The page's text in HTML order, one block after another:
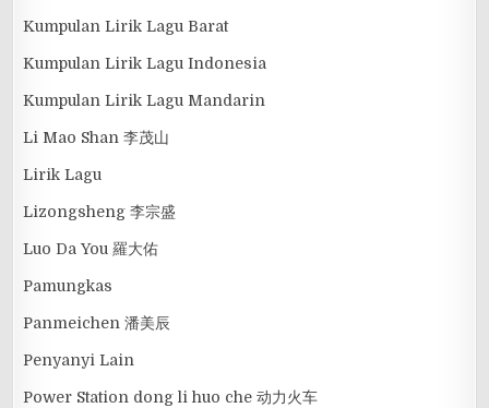
Kumpulan Lirik Lagu Barat
Kumpulan Lirik Lagu Indonesia
Kumpulan Lirik Lagu Mandarin
Li Mao Shan 李茂山
Lirik Lagu
Lizongsheng 李宗盛
Luo Da You 羅大佑
Pamungkas
Panmeichen 潘美辰
Penyanyi Lain
Power Station dong li huo che 动力火车